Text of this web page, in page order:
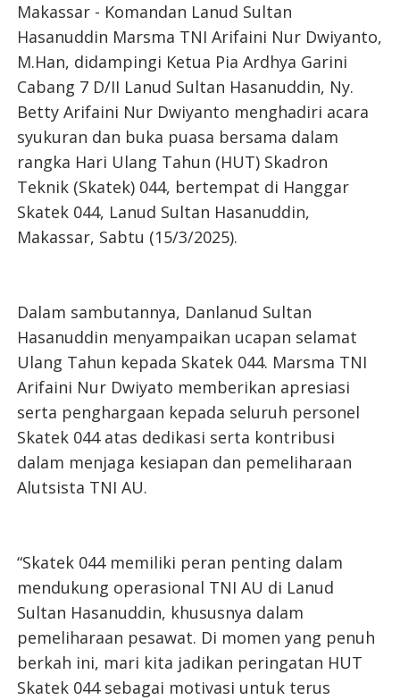
Makassar - Komandan Lanud Sultan
Hasanuddin Marsma TNI Arifaini Nur Dwiyanto,
M.Han, didampingi Ketua Pia Ardhya Garini
Cabang 7 D/II Lanud Sultan Hasanuddin, Ny.
Betty Arifaini Nur Dwiyanto menghadiri acara
syukuran dan buka puasa bersama dalam
rangka Hari Ulang Tahun (HUT) Skadron
Teknik (Skatek) 044, bertempat di Hanggar
Skatek 044, Lanud Sultan Hasanuddin,
Makassar, Sabtu (15/3/2025).
Dalam sambutannya, Danlanud Sultan
Hasanuddin menyampaikan ucapan selamat
Ulang Tahun kepada Skatek 044. Marsma TNI
Arifaini Nur Dwiyato memberikan apresiasi
serta penghargaan kepada seluruh personel
Skatek 044 atas dedikasi serta kontribusi
dalam menjaga kesiapan dan pemeliharaan
Alutsista TNI AU.
“Skatek 044 memiliki peran penting dalam
mendukung operasional TNI AU di Lanud
Sultan Hasanuddin, khususnya dalam
pemeliharaan pesawat. Di momen yang penuh
berkah ini, mari kita jadikan peringatan HUT
Skatek 044 sebagai motivasi untuk terus